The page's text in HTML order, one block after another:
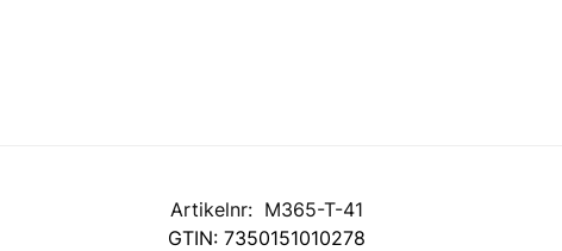
Artikelnr: M365-T-41
GTIN: 7350151010278